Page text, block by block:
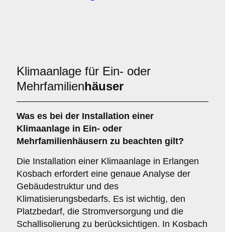
Klimaanlage für Ein- oder
Mehrfamilienhäuser
Was es bei der Installation einer
Klimaanlage in Ein- oder
Mehrfamilienhäusern zu beachten gilt?
Die Installation einer Klimaanlage in Erlangen
Kosbach erfordert eine genaue Analyse der
Gebäudestruktur und des
Klimatisierungsbedarfs. Es ist wichtig, den
Platzbedarf, die Stromversorgung und die
Schallisolierung zu berücksichtigen. In Kosbach